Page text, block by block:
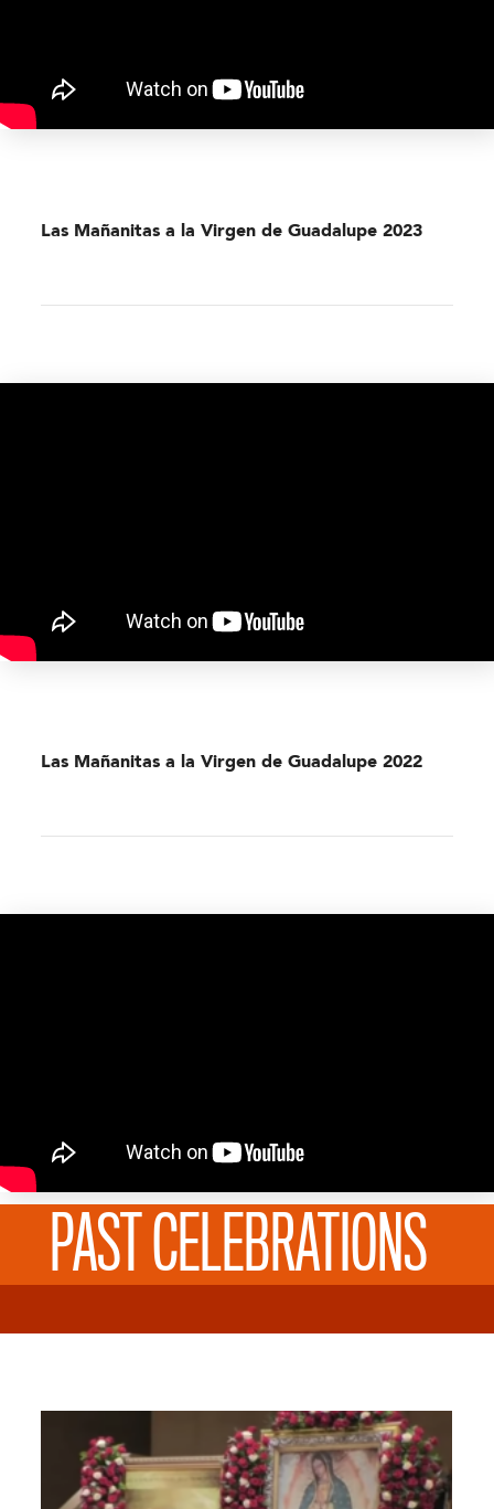
Las Mañanitas a la Virgen de Guadalupe 2023
Las Mañanitas a la Virgen de Guadalupe 2022
PAST CELEBRATIONS